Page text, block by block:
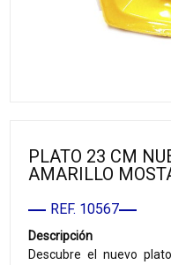
PLATO 23 CM
AMARILLO
REF. 10567
Descripción
Descubre el nuevo